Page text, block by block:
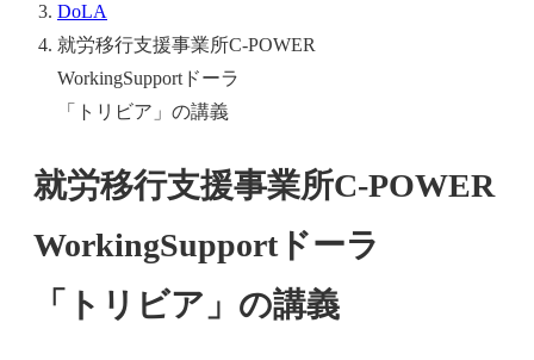
DoLA
就労移行支援事業所C-POWER
WorkingSupportドーラ
「トリビア」の講義
就労移行支援事業所C-POWER
WorkingSupportドーラ
「トリビア」の講義